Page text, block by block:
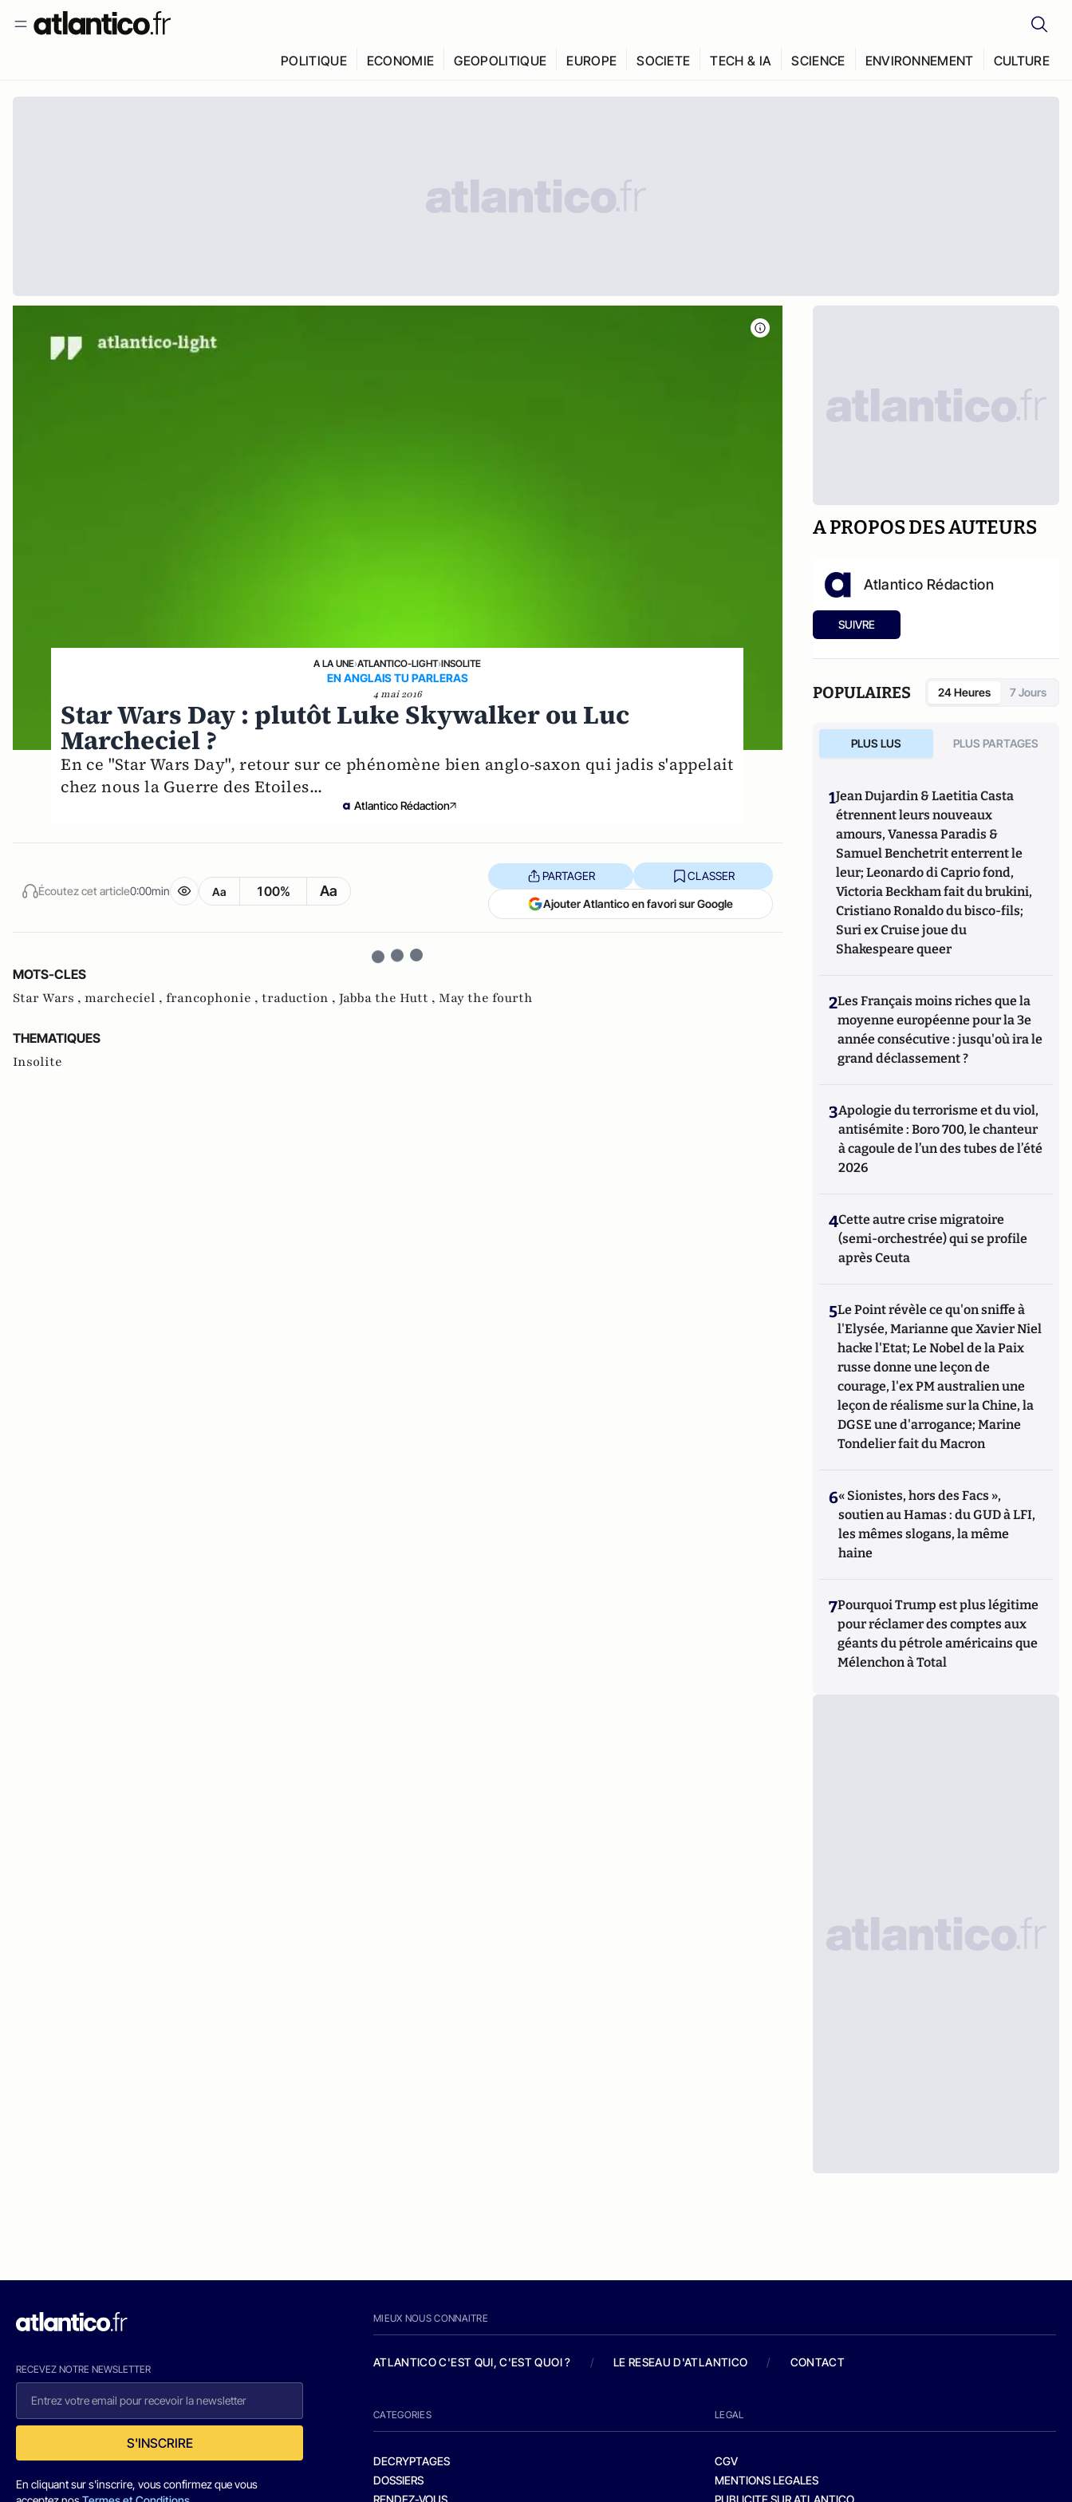
POLITIQUE ECONOMIE GEOPOLITIQUE EUROPE SOCIETE TECH & IA SCIENCE ENVIRONNEMENT CULTURE
A LA UNE›ATLANTICO-LIGHT›INSOLITE
EN ANGLAIS TU PARLERAS
4 mai 2016
Star Wars Day : plutôt Luke Skywalker ou Luc
Marcheciel ?
En ce "Star Wars Day", retour sur ce phénomène bien anglo-saxon qui jadis s'appelait
chez nous la Guerre des Etoiles...
Atlantico Rédaction
Écoutez cet article0:00min Aa 100% Aa
PARTAGER CLASSER
Ajouter Atlantico en favori sur Google
MOTS-CLES
Star Wars , marcheciel , francophonie , traduction , Jabba the Hutt , May the fourth
THEMATIQUES
Insolite
A PROPOS DES AUTEURS
Atlantico Rédaction
SUIVRE
POPULAIRES 24 Heures 7 Jours
PLUS LUS PLUS PARTAGES
1Jean Dujardin & Laetitia Casta
étrennent leurs nouveaux
amours, Vanessa Paradis &
Samuel Benchetrit enterrent le
leur; Leonardo di Caprio fond,
Victoria Beckham fait du brukini,
Cristiano Ronaldo du bisco-fils;
Suri ex Cruise joue du
Shakespeare queer
2Les Français moins riches que la
moyenne européenne pour la 3e
année consécutive : jusqu'où ira le
grand déclassement ?
3Apologie du terrorisme et du viol,
antisémite : Boro 700, le chanteur
à cagoule de l’un des tubes de l’été
2026
4Cette autre crise migratoire
(semi-orchestrée) qui se profile
après Ceuta
5Le Point révèle ce qu'on sniffe à
l'Elysée, Marianne que Xavier Niel
hacke l'Etat; Le Nobel de la Paix
russe donne une leçon de
courage, l'ex PM australien une
leçon de réalisme sur la Chine, la
DGSE une d'arrogance; Marine
Tondelier fait du Macron
6« Sionistes, hors des Facs »,
soutien au Hamas : du GUD à LFI,
les mêmes slogans, la même
haine
7Pourquoi Trump est plus légitime
pour réclamer des comptes aux
géants du pétrole américains que
Mélenchon à Total
RECEVEZ NOTRE NEWSLETTER
S'INSCRIRE
En cliquant sur s'inscrire, vous confirmez que vous
MIEUX NOUS CONNAITRE
ATLANTICO C'EST QUI, C'EST QUOI ? / LE RESEAU D'ATLANTICO / CONTACT
CATEGORIES
DECRYPTAGES
DOSSIERS
RENDEZ-VOUS
LEGAL
CGV
MENTIONS LEGALES
PUBLICITE SUR ATLANTICO